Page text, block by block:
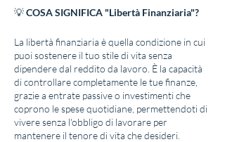
💡COSA SIGNIFICA "Libertà Finanziaria"?
La libertà finanziaria è quella condizione in cui
puoi sostenere il tuo stile di vita senza
dipendere dal reddito da lavoro. È la capacità
di controllare completamente le tue finanze,
grazie a entrate passive o investimenti che
coprono le spese quotidiane, permettendoti di
vivere senza l'obbligo di lavorare per
mantenere il tenore di vita che desideri.